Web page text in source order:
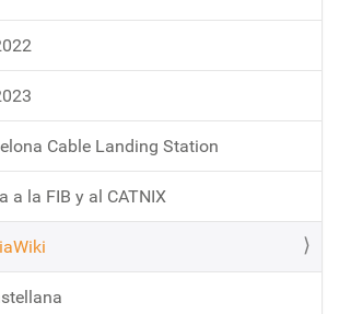
Cable Landing Station
a la FIB y al CATNIX